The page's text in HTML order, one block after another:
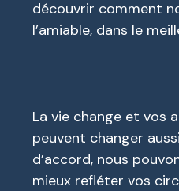
découvrir comment
l’amiable, dans le
La vie change et vos
peuvent changer
d’accord, nous
mieux refléter vos